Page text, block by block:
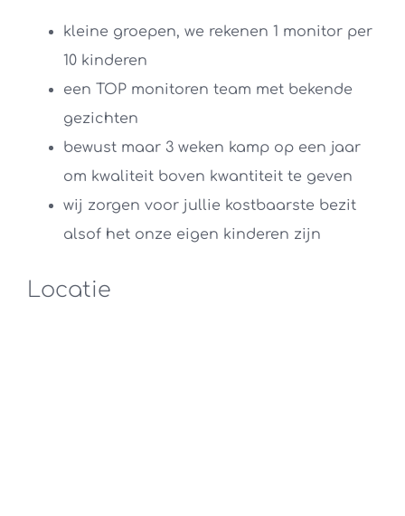
kleine groepen, we rekenen 1 monitor per
10 kinderen
een TOP monitoren team met bekende
gezichten
bewust maar 3 weken kamp op een jaar
om kwaliteit boven kwantiteit te geven
wij zorgen voor jullie kostbaarste bezit
alsof het onze eigen kinderen zijn
Locatie